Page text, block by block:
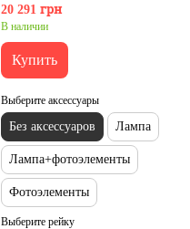
20 291 грн
В наличии
Купить
Выберите аксессуары
Без аксессуаров Лампа
Лампа+фотоэлементы
Фотоэлементы
Выберите рейку